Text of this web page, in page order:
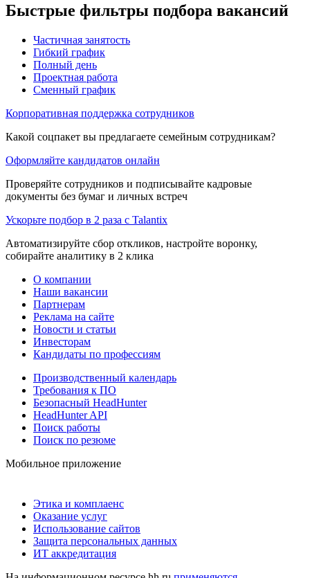
Быстрые фильтры подбора вакансий
Частичная занятость
Гибкий график
Полный день
Проектная работа
Сменный график
Корпоративная поддержка сотрудников
Какой соцпакет вы предлагаете семейным сотрудникам?
Оформляйте кандидатов онлайн
Проверяйте сотрудников и подписывайте кадровые
документы без бумаг и личных встреч
Ускорьте подбор в 2 раза с Talantix
Автоматизируйте сбор откликов, настройте воронку,
собирайте аналитику в 2 клика
О компании
Наши вакансии
Партнерам
Реклама на сайте
Новости и статьи
Инвесторам
Кандидаты по профессиям
Производственный календарь
Требования к ПО
Безопасный HeadHunter
HeadHunter API
Поиск работы
Поиск по резюме
Мобильное приложение
Этика и комплаенс
Оказание услуг
Использование сайтов
Защита персональных данных
ИТ аккредитация